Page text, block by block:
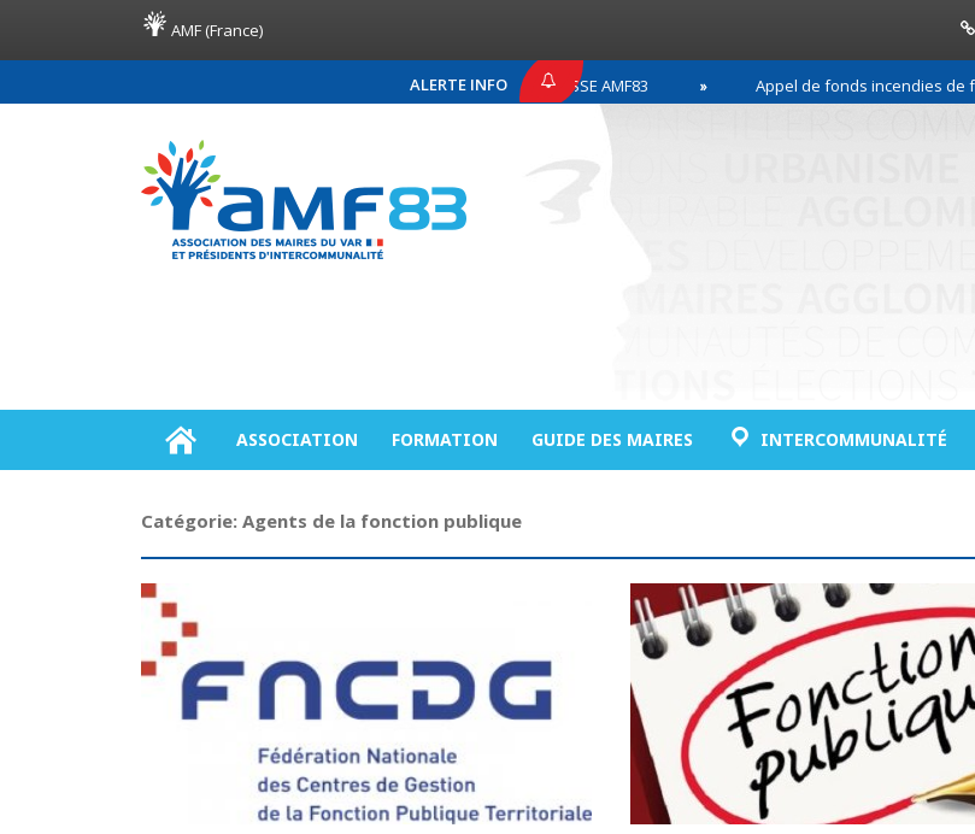
AMF (France)
ALERTE INFO
COMMUNIQUÉ DE PRESSE AMF83 Appel de fonds incendies de forêt
ASSOCIATION FORMATION GUIDE DES MAIRES INTERCOMMUNALITÉ
Catégorie: Agents de la fonction publique